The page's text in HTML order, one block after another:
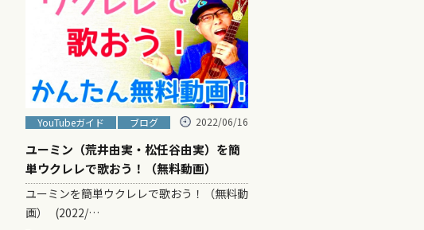
YouTubeガイド ブログ 2022/06/16
ユーミン（荒井由実・松任谷由実）を簡
単ウクレレで歌おう！（無料動画）
ユーミンを簡単ウクレレで歌おう！（無料動
画） (2022/…